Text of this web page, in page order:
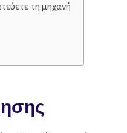
τη μηχανή